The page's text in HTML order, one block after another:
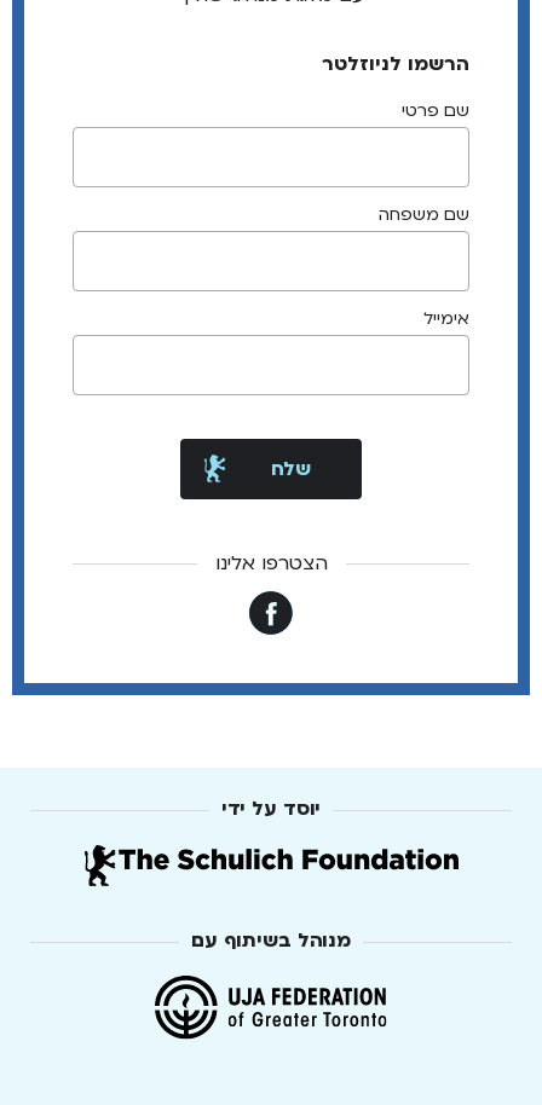
הרשמו לניוזלטר
שם פרטי
שם משפחה
אימייל
הצטרפו אלינו
יוסד על ידי
מנוהל בשיתוף עם